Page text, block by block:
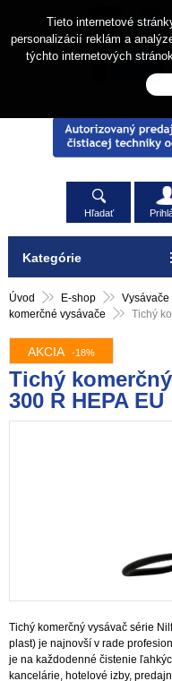
Hľadať
Úvod E-shop Vysávače
komerčné vysávače
Tichý
AKCIA -18%
Tichý
300 R HEPA EU
Tichý komerčný vysávač série
plast) je najnovší v rade
je na každodenné čistenie
kancelárie, hotelové izby,
Kategórie
Tieto internetové
personalizácií reklám a
týchto internetových